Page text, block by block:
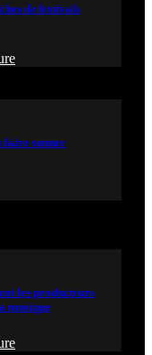
de festivals
faire sonner
les producteurs
musique